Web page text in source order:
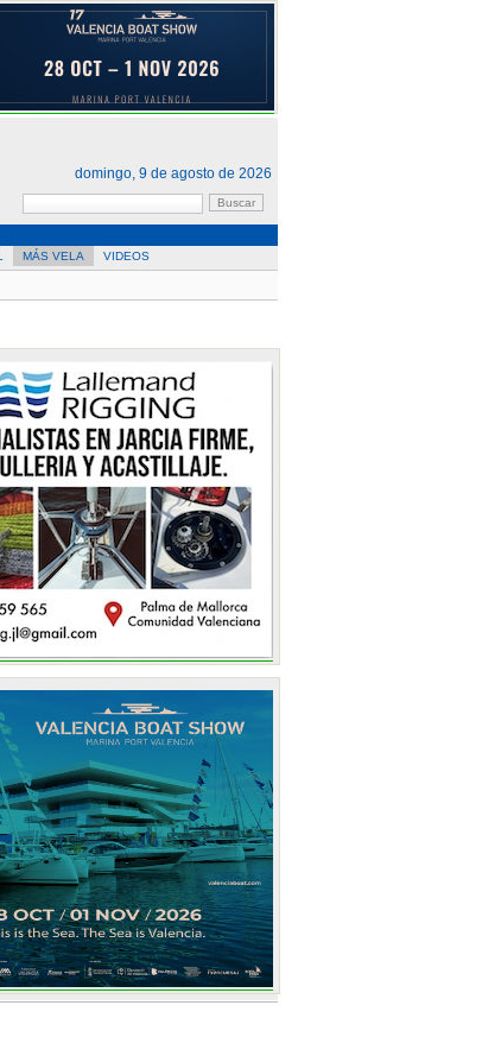
domingo, 9 de agosto de 2026
MÁS VELA VIDEOS